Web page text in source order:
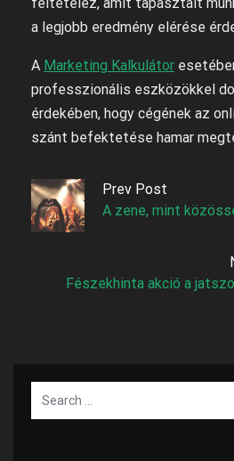
feltételez, amit tapasztalt
a legjobb eredmény elérése
A Marketing Kalkulátor
professzionális eszközökkel
érdekében, hogy cégének az
szánt befektetése hamar
Prev Post
A zene, mint
Fészekhinta akció a